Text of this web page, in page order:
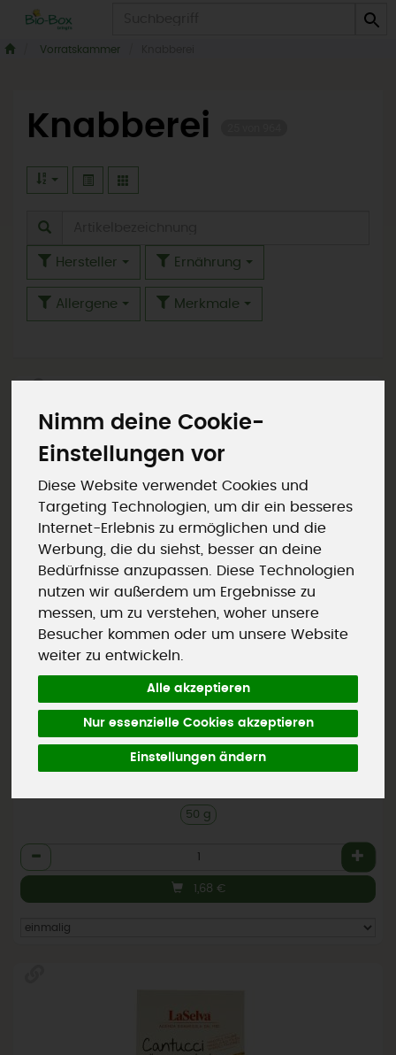
Nimm deine Cookie-
Einstellungen vor
Diese Website verwendet Cookies und
Targeting Technologien, um dir ein besseres
Internet-Erlebnis zu ermöglichen und die
Werbung, die du siehst, besser an deine
Bedürfnisse anzupassen. Diese Technologien
nutzen wir außerdem um Ergebnisse zu
messen, um zu verstehen, woher unsere
Besucher kommen oder um unsere Website
weiter zu entwickeln.
Alle akzeptieren
Nur essenzielle Cookies akzeptieren
Einstellungen ändern
Vorratskammer
Knabberei
Hersteller Ernährung
Allergene Merkmale
Aberkauf MHD Müsli-Riegel Original-Müsli
/ 50 g
50 g
Anzahl
1,68 €